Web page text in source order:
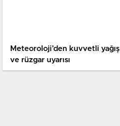
Meteoroloji’den kuvvetli yağış
ve rüzgar uyarısı